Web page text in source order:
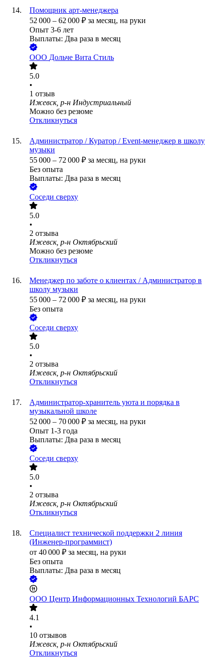
Помощник арт-менеджера
52 000 – 62 000 ₽ за месяц, на руки
Опыт 3-6 лет
Выплаты: Два раза в месяц
ООО Дольче Вита Стиль
5.0
•
1 отзыв
Ижевск, р-н Индустриальный
Можно без резюме
Откликнуться
Администратор / Куратор / Event-менеджер в школу
музыки
55 000 – 72 000 ₽ за месяц, на руки
Без опыта
Выплаты: Два раза в месяц
Соседи сверху
5.0
•
2 отзыва
Ижевск, р-н Октябрьский
Можно без резюме
Откликнуться
Менеджер по заботе о клиентах / Администратор в
школу музыки
55 000 – 72 000 ₽ за месяц, на руки
Без опыта
Соседи сверху
5.0
•
2 отзыва
Ижевск, р-н Октябрьский
Откликнуться
Администратор-хранитель уюта и порядка в
музыкальной школе
52 000 – 70 000 ₽ за месяц, на руки
Опыт 1-3 года
Выплаты: Два раза в месяц
Соседи сверху
5.0
•
2 отзыва
Ижевск, р-н Октябрьский
Откликнуться
Специалист технической поддержки 2 линия
(Инженер-программист)
от 40 000 ₽ за месяц, на руки
Без опыта
Выплаты: Два раза в месяц
ООО Центр Информационных Технологий БАРС
4.1
•
10 отзывов
Ижевск, р-н Октябрьский
Откликнуться